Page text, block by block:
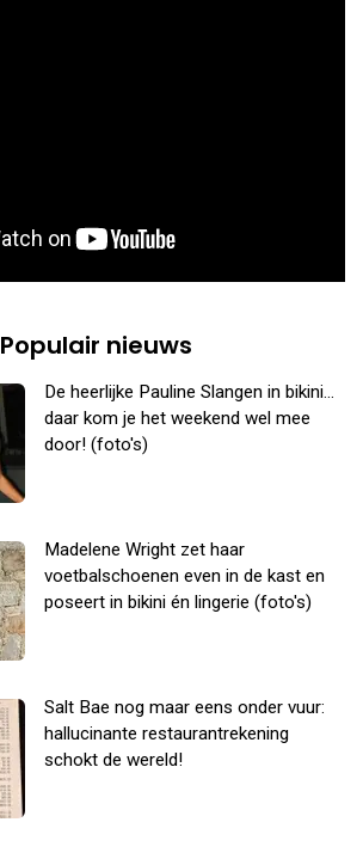
Populair nieuws
De heerlijke Pauline Slangen in bikini...
daar kom je het weekend wel mee
door! (foto's)
Madelene Wright zet haar
voetbalschoenen even in de kast en
poseert in bikini én lingerie (foto's)
Salt Bae nog maar eens onder vuur:
hallucinante restaurantrekening
schokt de wereld!